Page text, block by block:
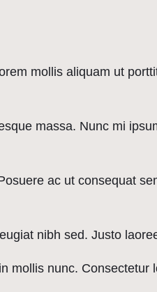
mollis aliquam ut
massa. Nunc mi
ac ut consequat
nibh sed. Justo
mollis nunc. Consectetur